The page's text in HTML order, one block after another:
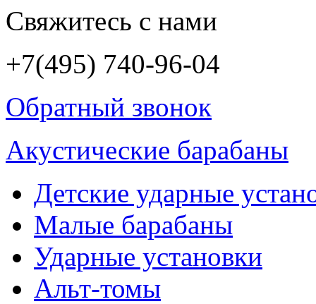
Свяжитесь с нами
+7(495) 740-96-04
Обратный звонок
Акустические барабаны
Детские ударные
Малые барабаны
Ударные установки
Альт-томы